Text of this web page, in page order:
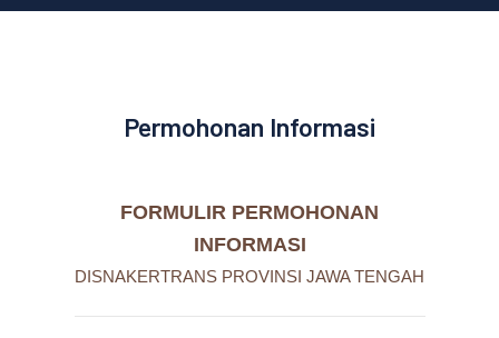
Permohonan Informasi